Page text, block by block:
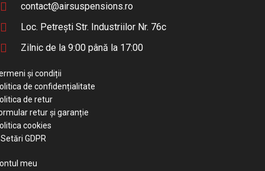
contact@airsuspensions.ro
Loc. Petrești Str. Industriilor Nr. 76c
Zilnic de la 9:00 până la 17:00
și condiții
de confidențialitate
de retur
retur și garanție
cookies
GDPR
meu